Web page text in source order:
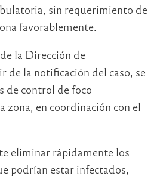
sin requerimiento de
favorablemente.
la Dirección de
de la notificación del caso, se
de control de foco
zona, en coordinación con el
eliminar rápidamente los
podrían estar infectados,